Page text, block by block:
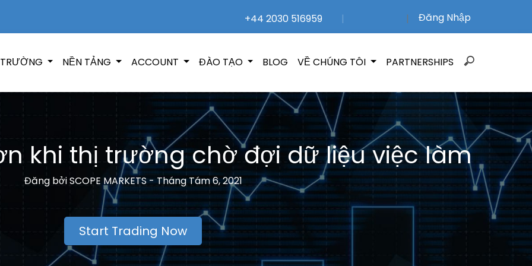
+44 2030 516959 | | Đăng Nhập
NỀN TẢNG ACCOUNT ĐÀO TẠO BLOG VỀ CHÚNG TÔI PARTNERSHIPS
Search
for:
khi thị trường chờ đợi dữ liệu việc làm
Đăng bởiSCOPE MARKETS -Tháng Tám 6, 2021
Start Trading Now